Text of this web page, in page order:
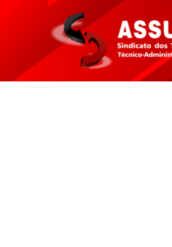
conteúdo